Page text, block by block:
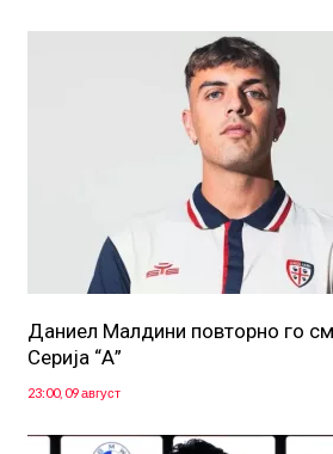
Даниел Малдини повторно го
Серија “А”
23:00, 09 август